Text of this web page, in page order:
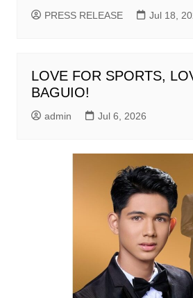
PRESS RELEASE Jul 18,
LOVE FOR SPORTS,
BAGUIO!
admin Jul 6, 2026